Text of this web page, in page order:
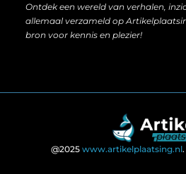
Ontdek een wereld van verhalen,
allemaal verzameld op
bron voor kennis en plezier!
@2025 www.artikelplaatsing.nl